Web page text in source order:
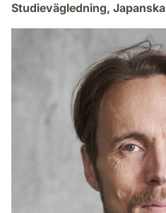
Studievägledning, Japanska